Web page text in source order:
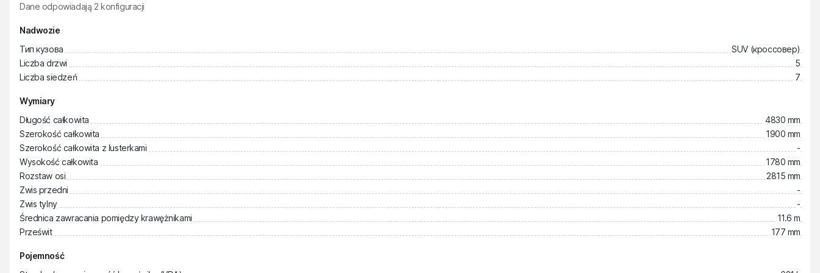
Dane odpowiadają 2 konfiguracji
Nadwozie
Тип кузова
SUV (кроссовер)
Liczba drzwi
5
Liczba siedzeń
7
Wymiary
Długość całkowita
4830 mm
Szerokość całkowita
1900 mm
Szerokość całkowita z lusterkami
-
Wysokość całkowita
1780 mm
Rozstaw osi
2815 mm
Zwis przedni
-
Zwis tylny
-
Średnica zawracania pomiędzy krawężnikami
11.6 m
Prześwit
177 mm
Pojemność